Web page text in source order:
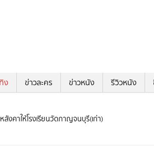
ง ข่าวละคร ข่าวหนัง รีวิวหนัง
ลังคาให้โรงเรียนวัดกาญจนบุรี(เก่า)